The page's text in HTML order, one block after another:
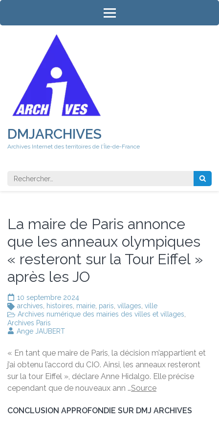
Aller
contenu
DMJARCHIVES
Archives Internet des territoires de l'Île-de-France
Rechercher
La maire de Paris annonce
que les anneaux olympiques
« resteront sur la Tour Eiffel »
après les JO
10 septembre 2024
archives
histoires mairie paris villages ville
Archives numérique des mairies des villes et villages
Archives Paris
Ange JAUBERT
« En tant que maire de Paris, la décision m’appartient et
j’ai obtenu l’accord du CIO. Ainsi, les anneaux resteront
sur la tour Eiffel », déclare Anne Hidalgo. Elle précise
cependant que de nouveaux ann …Source
CONCLUSION APPROFONDIE SUR DMJ ARCHIVES